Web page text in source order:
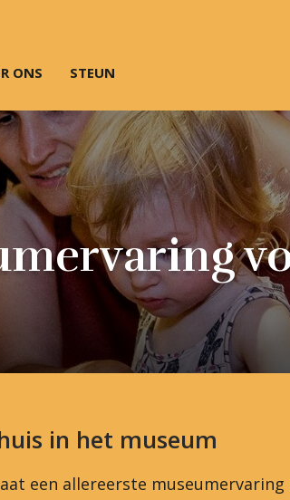
ONS STEUN
in het museum
een allereerste museumervaring